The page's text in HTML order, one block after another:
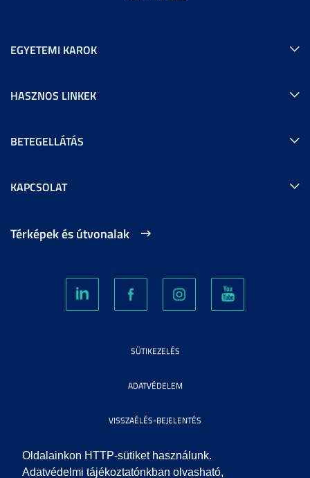
Oldalainkon HTTP-sütiket használunk.
Adatvédelmi tájékoztatónkban olvasható,
EGYETEMI KAROK
HASZNOS LINKEK
BETEGELLÁTÁS
KAPCSOLAT
Térképek és útvonalak
SÜTIKEZELÉS
ADATVÉDELEM
VISSZAÉLÉS-BEJELENTÉS
KÖZÉRDEKŰ ADATOK